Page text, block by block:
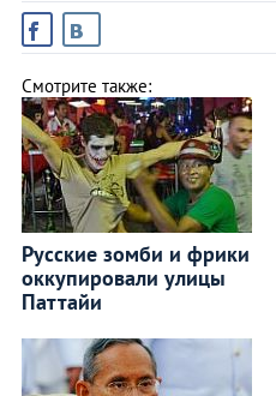
Смотрите также:
Русские зомби и фрики
оккупировали улицы
Паттайи